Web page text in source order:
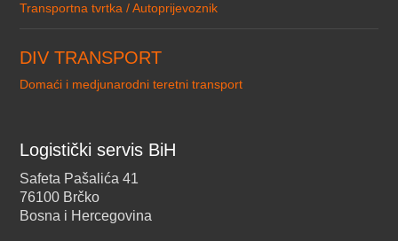
Transportna tvrtka / Autoprijevoznik
DIV TRANSPORT
Domaći i medjunarodni teretni transport
Logistički servis BiH
Safeta Pašalića 41
76100 Brčko
Bosna i Hercegovina